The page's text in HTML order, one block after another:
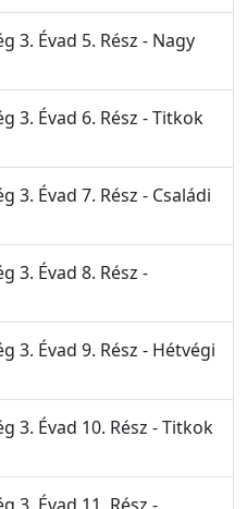
3. Évad 5. Rész - Nagy
3. Évad 6. Rész - Titkok
3. Évad 7. Rész - Családi
3. Évad 8. Rész -
3. Évad 9. Rész - Hétvégi
3. Évad 10. Rész - Titkok